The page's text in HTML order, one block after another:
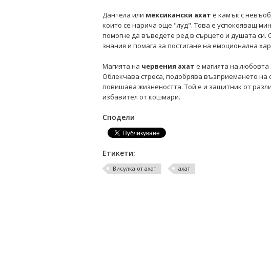
Дантела или мексикански ахат е камък с
които се нарича още "луд". Това е успокояващ
помогне да въведете ред в сърцето и душата си.
знания и помага за постигане на емоционална
Магията на червения ахат е магията на любовта
Облекчава стреса, подобрява възприемането на
повишава жизнеността. Той е и защитник от
избавител от кошмари.
Сподели
Етикети:
Висулка от ахат ахат